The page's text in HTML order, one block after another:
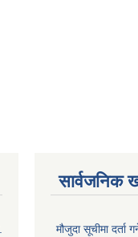
सार्वजनिक
मौजुदा सूचीमा दर्ता